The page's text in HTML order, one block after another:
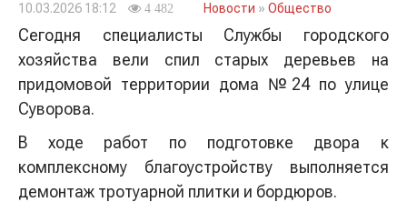
10.03.2026 18:12 4 482 Новости » Общество
Сегодня специалисты Службы городского
хозяйства вели спил старых деревьев на
придомовой территории дома №24 по улице
Суворова.
В ходе работ по подготовке двора к
комплексному благоустройству выполняется
демонтаж тротуарной плитки и бордюров.